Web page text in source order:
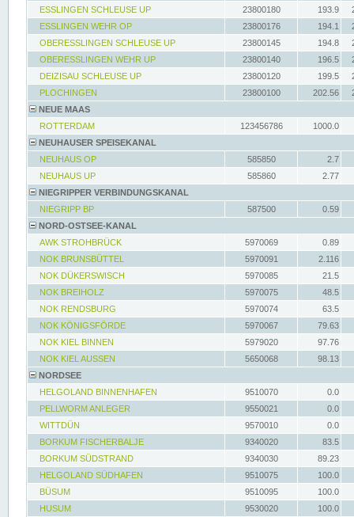
ESSLINGEN SCHLEUSE UP
23800180 193.9
ESSLINGEN WEHR OP
23800176 194.1
OBERESSLINGEN SCHLEUSE UP
23800145 194.8
OBERESSLINGEN WEHR UP
23800140 196.5
DEIZISAU SCHLEUSE UP
23800120 199.5
PLOCHINGEN
23800100 202.56
NEUE MAAS
ROTTERDAM
123456786
1000.0
NEUHAUSER SPEISEKANAL
NEUHAUS OP
585850
2.7
NEUHAUS UP
585860
2.77
NIEGRIPPER VERBINDUNGSKANAL
NIEGRIPP BP
587500
0.59
NORD-OSTSEE-KANAL
AWK STROHBRÜCK
5970069
0.89
NOK BRUNSBÜTTEL
5970091
2.116
NOK DÜKERSWISCH
5970085
21.5
NOK BREIHOLZ
5970075
48.5
NOK RENDSBURG
5970074
63.5
NOK KÖNIGSFÖRDE
5970067
79.63
NOK KIEL BINNEN
5979020
97.76
NOK KIEL AUSSEN
5650068
98.13
NORDSEE
HELGOLAND BINNENHAFEN
9510070
0.0
PELLWORM ANLEGER
9550021
0.0
WITTDÜN
9570010
0.0
BORKUM FISCHERBALJE
9340020
83.5
BORKUM SÜDSTRAND
9340030
89.23
HELGOLAND SÜDHAFEN
9510075
100.0
BÜSUM
9510095
100.0
HUSUM
9530020 100.0